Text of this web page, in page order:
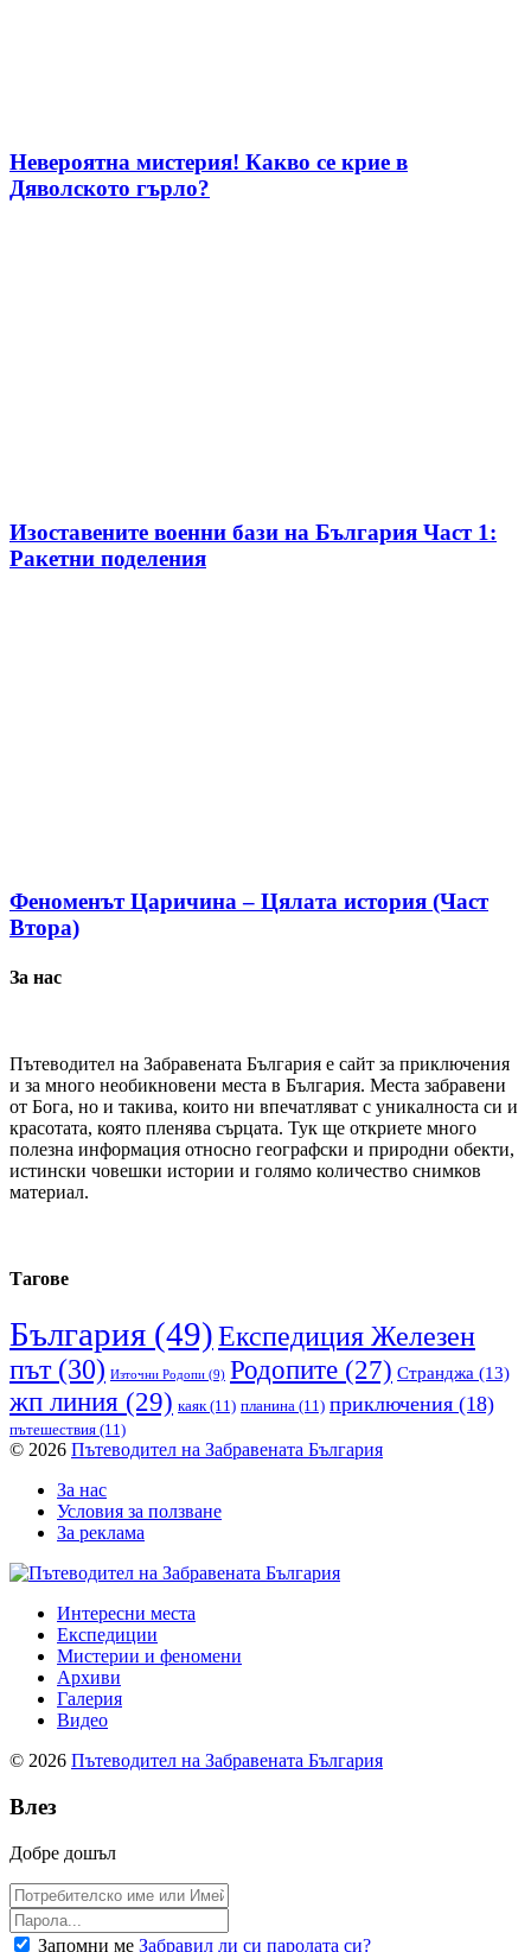
Невероятна мистерия! Какво се крие в
Дяволското гърло?
Изоставените военни бази на България Част 1:
Ракетни поделения
Феноменът Царичина – Цялата история (Част
Втора)
За нас
Пътеводител на Забравената България е сайт за приключения
и за много необикновени места в България. Места забравени
от Бога, но и такива, които ни впечатляват с уникалноста си и
красотата, която пленява сърцата. Тук ще откриете много
полезна информация относно географски и природни обекти,
истински човешки истории и голямо количество снимков
материал.
Тагове
България (49)Експедиция Железен
път(30) Източни Родопи (9) Родопите (27) Странджа (13)
жп линия (29) каяк(11) планина (11) приключения (18)
пътешествия (11)
© 2026 Пътеводител на Забравената България
За нас
Условия за ползване
За реклама
Интересни места
Експедиции
Мистерии и феномени
Архиви
Галерия
Видео
© 2026 Пътеводител на Забравената България
Влез
Добре дошъл
Запомни ме Забравил ли си паролата си?